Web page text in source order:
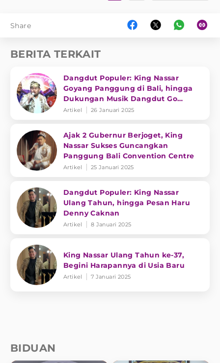
Share
BERITA TERKAIT
Dangdut Populer: King Nassar
Goyang Panggung di Bali, hingga
Dukungan Musik Dangdut Go
Internasional
Artikel 26 Januari 2025
Ajak 2 Gubernur Berjoget, King
Nassar Sukses Guncangkan
Panggung Bali Convention Centre
Artikel 25 Januari 2025
Dangdut Populer: King Nassar
Ulang Tahun, hingga Pesan Haru
Denny Caknan
Artikel 8 Januari 2025
King Nassar Ulang Tahun ke-37,
Begini Harapannya di Usia Baru
Artikel 7 Januari 2025
BIDUAN